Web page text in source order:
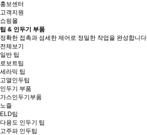
홍보센터
고객지원
쇼핑몰
팁 & 인두기 부품
정확한 접촉과 섬세한 제어로 정밀한 작업을 완성합니다
전체보기
일반 팁
로보트팁
세라믹 팁
고열인두팁
인두기 부품
가스인두기부품
노즐
ELD팁
다용도 인두기 팁
고주파 인두팁